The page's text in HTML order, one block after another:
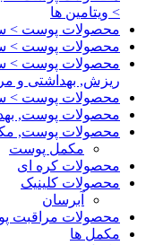
> ویتامین ها
محصولات پوست >
محصولات پوست >
محصولات پوست >
ریزش, بهداشتی و
محصولات پوست >
محصولات پوست,
محصولات پوست,
مکمل پوست
محصولات کره ای
محصولات کلینیک
آبرسان
محصولات مراقبت
مکمل ها